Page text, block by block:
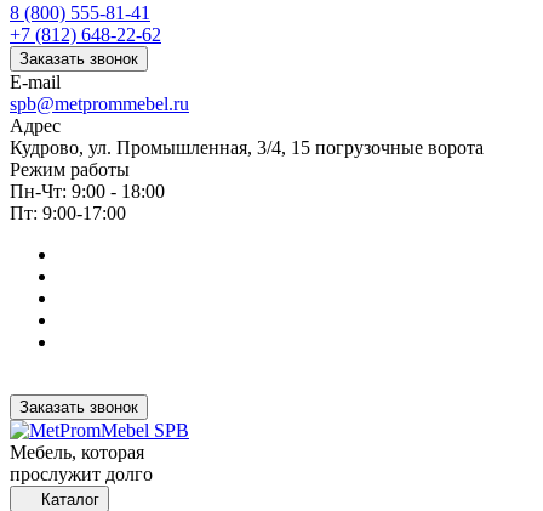
8 (800) 555-81-41
+7 (812) 648-22-62
Заказать звонок
E-mail
spb@metprommebel.ru
Адрес
Кудрово, ул. Промышленная, 3/4, 15 погрузочные ворота
Режим работы
Пн-Чт: 9:00 - 18:00
Пт: 9:00-17:00
Заказать звонок
Мебель, которая
прослужит долго
Каталог